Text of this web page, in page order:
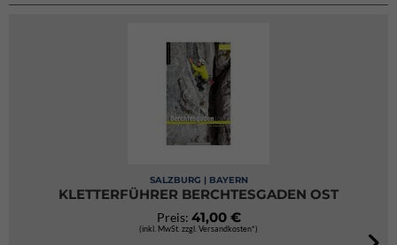
SALZBURG | BAYERN
KLETTERFÜHRER BERCHTESGADEN OST
Preis: 41,00 €
(inkl. MwSt. zzgl. Versandkosten*)